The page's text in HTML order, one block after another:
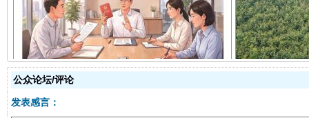
揭开“小金库”的免责幌子
公众论坛/评论
发表感言：